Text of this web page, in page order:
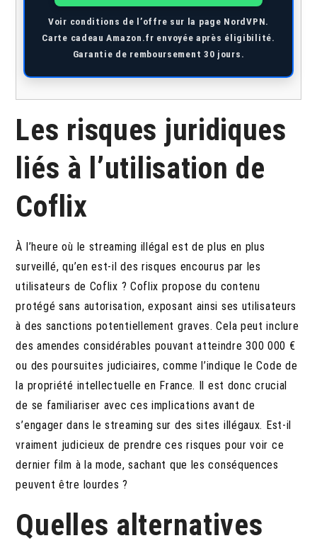
Voir conditions de l’offre sur la page NordVPN.
Carte cadeau Amazon.fr envoyée après éligibilité.
Garantie de remboursement 30 jours.
Les risques juridiques
liés à l’utilisation de
Coflix
À l’heure où le streaming illégal est de plus en plus
surveillé, qu’en est-il des risques encourus par les
utilisateurs de Coflix ? Coflix propose du contenu
protégé sans autorisation, exposant ainsi ses utilisateurs
à des sanctions potentiellement graves. Cela peut inclure
des amendes considérables pouvant atteindre 300 000 €
ou des poursuites judiciaires, comme l’indique le Code de
la propriété intellectuelle en France. Il est donc crucial
de se familiariser avec ces implications avant de
s’engager dans le streaming sur des sites illégaux. Est-il
vraiment judicieux de prendre ces risques pour voir ce
dernier film à la mode, sachant que les conséquences
peuvent être lourdes ?
Quelles alternatives